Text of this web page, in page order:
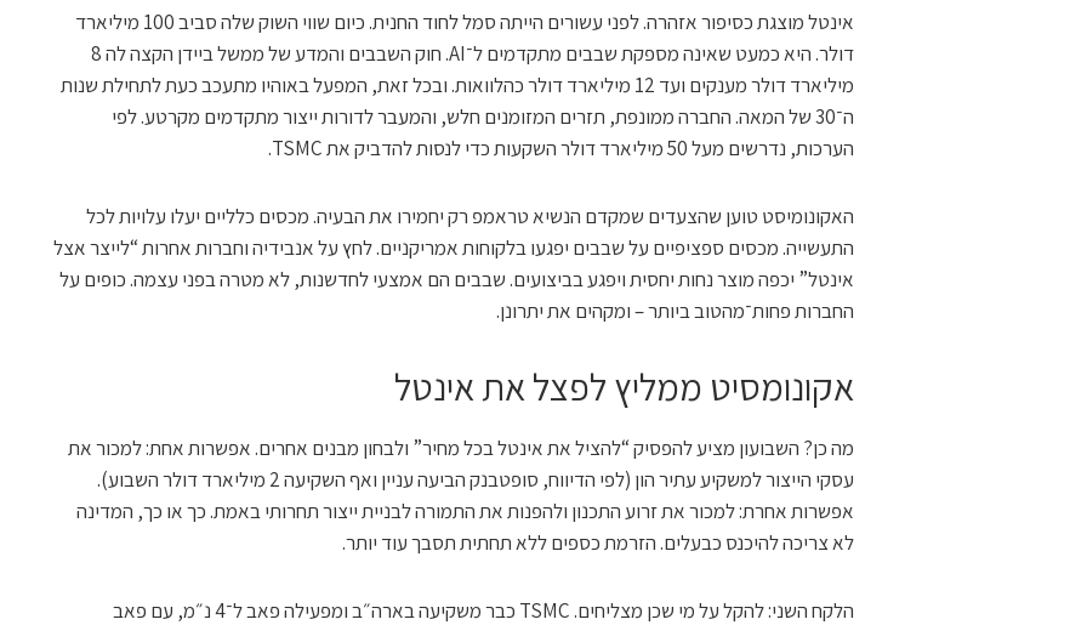
אינטל מוצגת כסיפור אזהרה. לפני עשורים הייתה סמל לחוד החנית. כיום שווי השוק שלה סביב 100 מיליארד
דולר. היא כמעט שאינה מספקת שבבים מתקדמים ל־AI. חוק השבבים והמדע של ממשל ביידן הקצה לה 8
מיליארד דולר מענקים ועד 12 מיליארד דולר כהלוואות. ובכל זאת, המפעל באוהיו מתעכב כעת לתחילת שנות
ה־30 של המאה. החברה ממונפת, תזרים המזומנים חלש, והמעבר לדורות ייצור מתקדמים מקרטע. לפי
הערכות, נדרשים מעל 50 מיליארד דולר השקעות כדי לנסות להדביק את TSMC.
האקונומיסט טוען שהצעדים שמקדם הנשיא טראמפ רק יחמירו את הבעיה. מכסים כלליים יעלו עלויות לכל
התעשייה. מכסים ספציפיים על שבבים יפגעו בלקוחות אמריקניים. לחץ על אנבידיה וחברות אחרות “לייצר אצל
אינטל” יכפה מוצר נחות יחסית ויפגע בביצועים. שבבים הם אמצעי לחדשנות, לא מטרה בפני עצמה. כופים על
החברות פחות־מהטוב ביותר – ומקהים את יתרונן.
אקונומסיט ממליץ לפצל את אינטל
מה כן? השבועון מציע להפסיק “להציל את אינטל בכל מחיר” ולבחון מבנים אחרים. אפשרות אחת: למכור את
עסקי הייצור למשקיע עתיר הון (לפי הדיווח, סופטבנק הביעה עניין ואף השקיעה 2 מיליארד דולר השבוע).
אפשרות אחרת: למכור את זרוע התכנון ולהפנות את התמורה לבניית ייצור תחרותי באמת. כך או כך, המדינה
לא צריכה להיכנס כבעלים. הזרמת כספים ללא תחתית תסבך עוד יותר.
הלקח השני: להקל על מי שכן מצליחים. TSMC כבר משקיעה בארה״ב ומפעילה פאב ל־4 נ״מ, עם פאב